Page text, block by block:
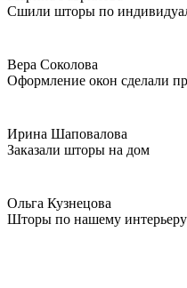
Сшили шторы по
Вера Соколова
Оформление окон сделали
Ирина Шаповалова
Заказали шторы на дом
Ольга Кузнецова
Шторы по нашему интерьеру